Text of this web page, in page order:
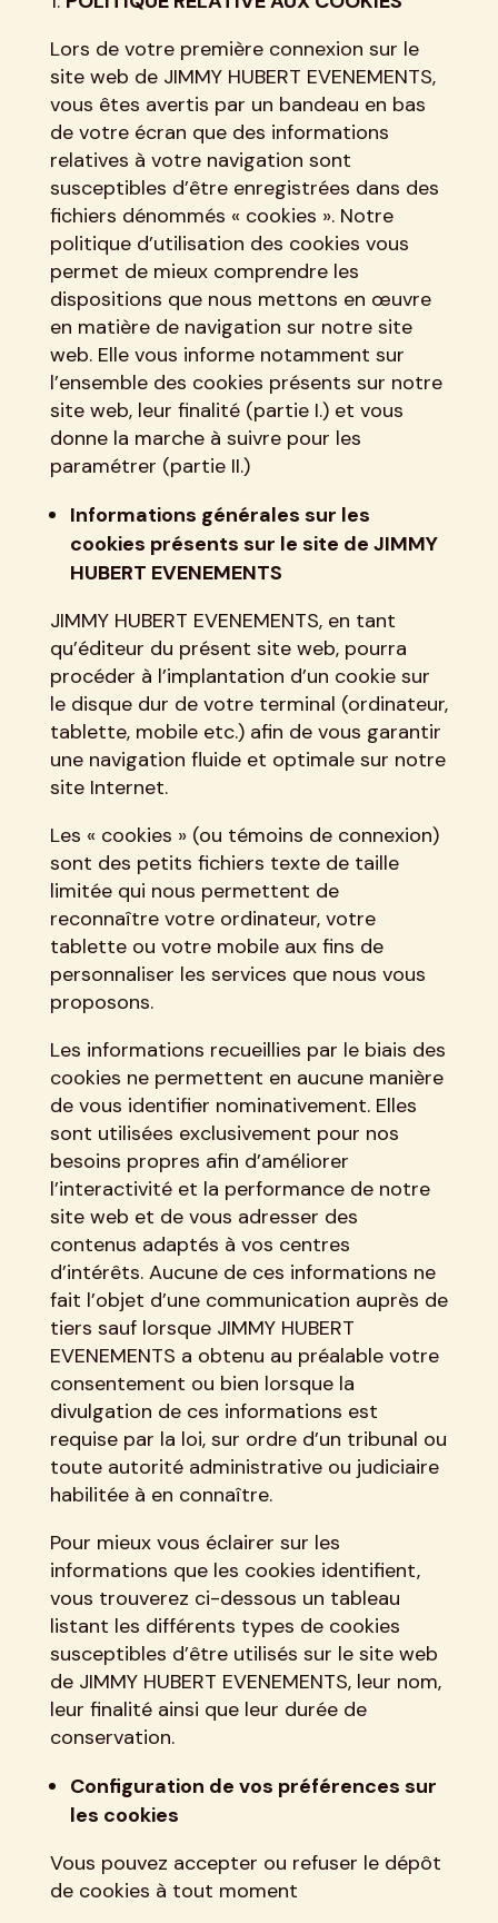
Lors de votre première connexion sur le
site web de JIMMY HUBERT EVENEMENTS,
vous êtes avertis par un bandeau en bas
de votre écran que des informations
relatives à votre navigation sont
susceptibles d’être enregistrées dans des
fichiers dénommés « cookies ». Notre
politique d’utilisation des cookies vous
permet de mieux comprendre les
dispositions que nous mettons en œuvre
en matière de navigation sur notre site
web. Elle vous informe notamment sur
l’ensemble des cookies présents sur notre
site web, leur finalité (partie I.) et vous
donne la marche à suivre pour les
paramétrer (partie II.)
Informations générales sur les
cookies présents sur le site de JIMMY
HUBERT EVENEMENTS
JIMMY HUBERT EVENEMENTS, en tant
qu’éditeur du présent site web, pourra
procéder à l’implantation d’un cookie sur
le disque dur de votre terminal (ordinateur,
tablette, mobile etc.) afin de vous garantir
une navigation fluide et optimale sur notre
site Internet.
Les « cookies » (ou témoins de connexion)
sont des petits fichiers texte de taille
limitée qui nous permettent de
reconnaître votre ordinateur, votre
tablette ou votre mobile aux fins de
personnaliser les services que nous vous
proposons.
Les informations recueillies par le biais des
cookies ne permettent en aucune manière
de vous identifier nominativement. Elles
sont utilisées exclusivement pour nos
besoins propres afin d’améliorer
l’interactivité et la performance de notre
site web et de vous adresser des
contenus adaptés à vos centres
d’intérêts. Aucune de ces informations ne
fait l’objet d’une communication auprès de
tiers sauf lorsque JIMMY HUBERT
EVENEMENTS a obtenu au préalable votre
consentement ou bien lorsque la
divulgation de ces informations est
requise par la loi, sur ordre d’un tribunal ou
toute autorité administrative ou judiciaire
habilitée à en connaître.
Pour mieux vous éclairer sur les
informations que les cookies identifient,
vous trouverez ci-dessous un tableau
listant les différents types de cookies
susceptibles d’être utilisés sur le site web
de JIMMY HUBERT EVENEMENTS, leur nom,
leur finalité ainsi que leur durée de
conservation.
Configuration de vos préférences sur
les cookies
Vous pouvez accepter ou refuser le dépôt
de cookies à tout moment